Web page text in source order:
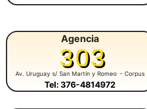
Agencia
303
Av. Uruguay s/ San Martín y Romeo - Corpus
Tel: 376-4814972